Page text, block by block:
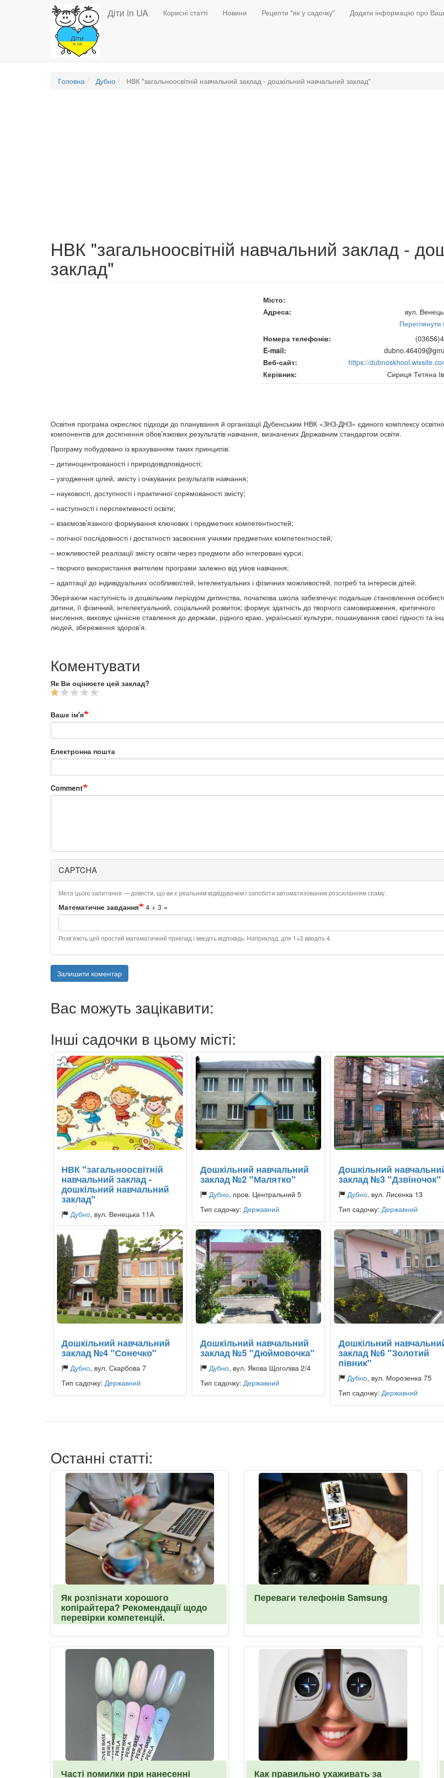
Діти in UA
Основная
навигация
Корисні статті Новини Рецепти "як у садочку" Додати інформацію про
Головна Дубно НВК "загальноосвітній навчальний заклад - дошкільний навчальний заклад"
НВК "загальноосвітній навчальний заклад -
заклад"
Місто
Адреса
вул.
Переглянути
Номера телефонів
E-mail
Веб-сайт
https://
Керівник
Сириця Тетяна
Освітня програма окреслює підходи до планування й організації Дубенським НВК «ЗНЗ-ДНЗ» єдиного комплексу
компонентів для досягнення обов’язкових результатів навчання, визначених Державним стандартом освіти.
Програму побудовано із врахуванням таких принципів:
– дитиноцентрованості і природовідповідності;
– узгодження цілей, змісту і очікуваних результатів навчання;
– науковості, доступності і практичної спрямованості змісту;
– наступності і перспективності освіти;
– взаємозв’язаного формування ключових і предметних компетентностей;
– логічної послідовності і достатності засвоєння учнями предметних компетентностей;
– можливостей реалізації змісту освіти через предмети або інтегровані курси;
– творчого використання вчителем програми залежно від умов навчання;
– адаптації до індивідуальних особливостей, інтелектуальних і фізичних можливостей, потреб та інтересів дітей.
Зберігаючи наступність із дошкільним періодом дитинства, початкова школа забезпечує подальше становлення
дитини, її фізичний, інтелектуальний, соціальний розвиток; формує здатність до творчого самовираження, критичного
мислення, виховує ціннісне ставлення до держави, рідного краю, української культури, пошанування своєї гідності та
людей, збереження здоров’я.
Коментувати
Як Ви оцінюєте цей заклад?
Ваше ім'я
Електронна пошта
Comment
CAPTCHA
Мета цього запитання — довести, що ви є реальним відвідувачем і запобігти автоматизованим розсиланням спаму.
Математичне завдання 4 + 3 =
Розв’яжіть цей простий математичний приклад і введіть відповідь. Наприклад, для 1+3 введіть 4.
Залишити коментар
Вас можуть зацікавити:
Інші садочки в цьому місті:
НВК "загальноосвітній
навчальний заклад -
дошкільний навчальний
заклад"
Дубно, вул. Венецька 11А
Тип садочку:Державний
Дошкільний навчальний
заклад №2 "Малятко"
Дубно, пров. Центральний 5
Тип садочку: Державний
Дошкільний
заклад №3 "Дзвіночок"
Дубно, вул. Лисенка 13
Тип садочку:Державний
Дошкільний навчальний
заклад №4 "Сонечко"
Дубно, вул. Скарбова 7
Тип садочку: Державний
Дошкільний навчальний
заклад №5 "Дюймовочка"
Дубно, вул. Якова Щоголіва 2/4
Тип садочку: Державний
Дошкільний
заклад №6 "Золотий
півник"
Дубно, вул. Морозенка 75
Тип садочку:Державний
Останні статті:
Як розпізнати хорошого
копірайтера? Рекомендації щодо
перевірки компетенцій.
Переваги телефонів Samsung
Часті помилки при нанесенні Как правильно ухаживать за